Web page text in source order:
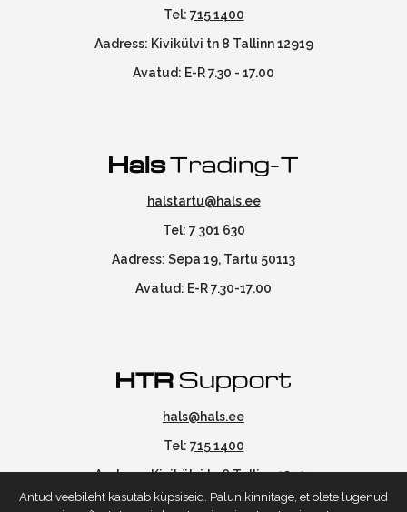
Tel: 715 1400
Aadress: Kivikülvi tn 8 Tallinn 12919
Avatud: E-R 7.30 - 17.00
halstartu@hals.ee
Tel: 7 301 630
Aadress: Sepa 19, Tartu 50113
Avatud: E-R 7.30-17.00
hals@hals.ee
Tel: 715 1400
Aadress: Kivikülvi tn 8 Tallinn 12919
Avatud: E-R 7.30 - 17.00
Antud veebileht kasutab küpsiseid. Palun kinnitage, et olete lugenud